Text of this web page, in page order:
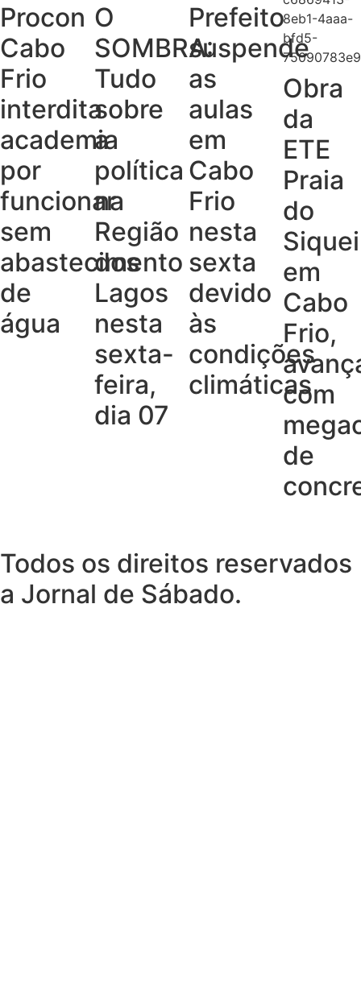
Procon
Cabo
Frio
interdita
academia
por
funcionar
sem
abastecimento
de
água
O
SOMBRA:
Tudo
sobre
a
política
na
Região
dos
Lagos
nesta
sexta-
feira,
dia 07
Prefeito
suspende
as
aulas
em
Cabo
Frio
nesta
sexta
devido
às
condições
climáticas
Obra
da
ETE
Praia
do
em
Cabo
Frio,
com
de
Todos os direitos reservados
a Jornal de Sábado.